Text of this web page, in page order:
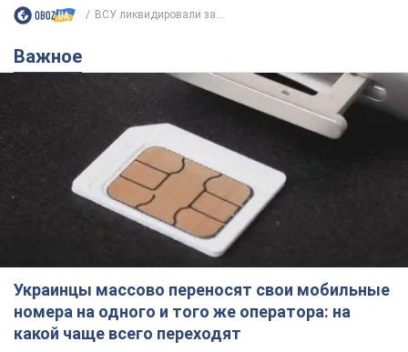
ВСУ ликвидировали за...
Важное
Украинцы массово переносят свои мобильные
номера на одного и того же оператора: на
какой чаще всего переходят